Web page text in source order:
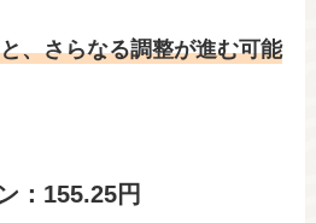
、さらなる調整が進む可能
：155.25円